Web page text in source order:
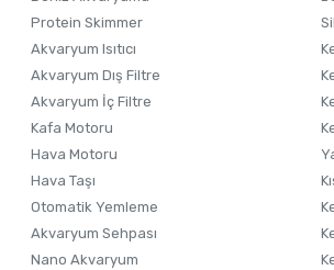
Ürün fiyatı diğer sitelerden daha
Bu ürüne benzer farklı alternatifler
Protein Skimmer
Akvaryum Isıtıcı
Akvaryum Dış Filtre
Akvaryum İç Filtre
Kafa Motoru
Hava Motoru
Hava Taşı
Otomatik Yemleme
Akvaryum Sehpası
Nano Akvaryum